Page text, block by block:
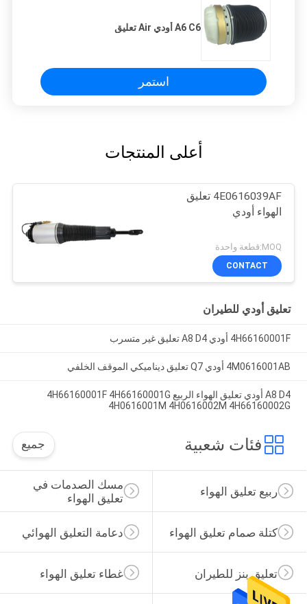
A6 C6 أودي Air تعليق
استمر
أعلى المنتجات
4E0616039AF تعليق
الهواء أودي
MOQ:قطعة واحدة
CONTACT
تعليق أودي للطيران
4H66160001F أودي A8 D4 تعليق غير متسرب
4M0616001AB أودي Q7 تعليق ديناميكي الموقف الخلفي
A8 D4 أودي تعليق الهواء الربيع 4H66160001F 4H66160001G
4H0616001M 4H0616002M 4H66160002G
فئات شعبية جميع
مسك الصدمات في
تعليق الهواء
ربيع تعليق الهواء
دعامة التعليق الهوائي كتلة صمام تعليق الهواء
غطاء تعليق الهواء تعليق بنز للطيران